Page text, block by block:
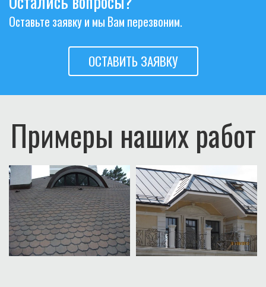
Оставьте заявку и мы Вам перезвоним.
ОСТАВИТЬ ЗАЯВКУ
Примеры наших работ